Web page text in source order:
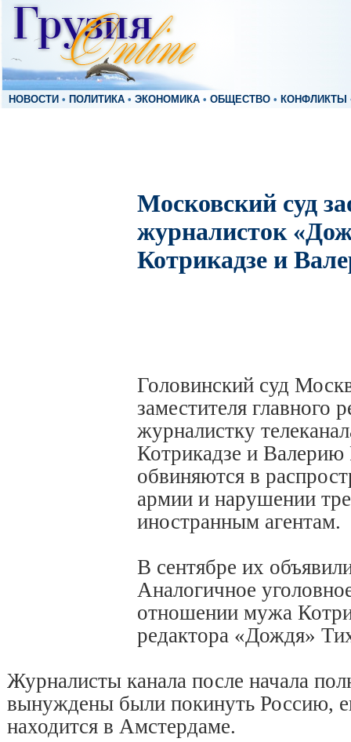
НОВОСТИ • ПОЛИТИКА • ЭКОНОМИКА • ОБЩЕСТВО • КОНФЛИКТЫ
Московский суд
журналисток
Котрикадзе и
Головинский суд
заместителя главного
журналистку
Котрикадзе и Валерию
обвиняются в
армии и нарушении
иностранным агентам.
В сентябре их
Аналогичное
отношении мужа
редактора «Дождя»
Журналисты канала после начала
вынуждены были покинуть Россию,
находится в Амстердаме.